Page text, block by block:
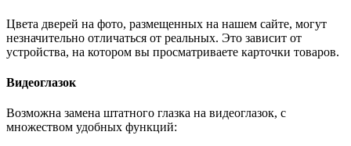
Цвета дверей на фото, размещенных на нашем сайте, могут
незначительно отличаться от реальных. Это зависит от
устройства, на котором вы просматриваете карточки товаров.
Видеоглазок
Возможна замена штатного глазка на видеоглазок, с
множеством удобных функций: